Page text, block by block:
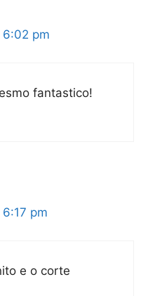
6:02 pm
fantastico!
pm
e o corte